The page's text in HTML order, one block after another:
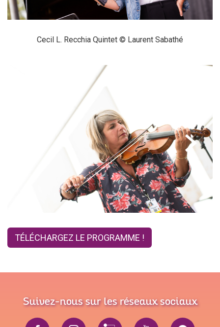
Cecil L. Recchia Quintet © Laurent Sabathé
TÉLÉCHARGEZ LE PROGRAMME !
Suivez-nous sur les réseaux sociaux